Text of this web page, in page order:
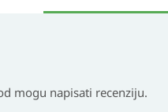
mogu napisati recenziju.